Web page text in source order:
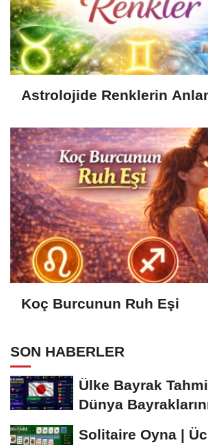
Astrolojide Renklerin
Koç Burcunun Ruh Eşi
SON HABERLER
Ülke Bayrak
Dünya
Solitaire Oyna |